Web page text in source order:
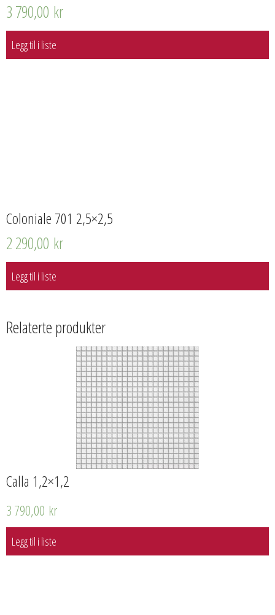
3 790,00 kr
Legg til i liste
Coloniale 701 2,5×2,5
2 290,00 kr
Legg til i liste
Relaterte produkter
Calla 1,2×1,2
3 790,00 kr
Legg til i liste